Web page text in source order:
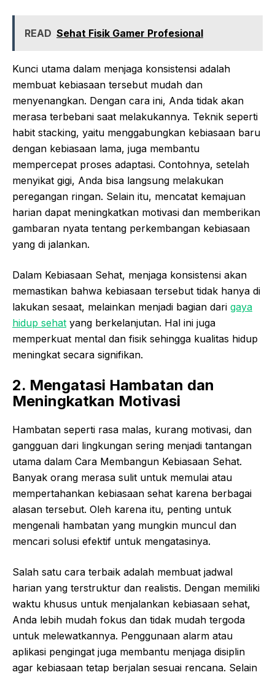
READ Sehat Fisik Gamer Profesional
Kunci utama dalam menjaga konsistensi adalah
membuat kebiasaan tersebut mudah dan
menyenangkan. Dengan cara ini, Anda tidak akan
merasa terbebani saat melakukannya. Teknik seperti
habit stacking, yaitu menggabungkan kebiasaan baru
dengan kebiasaan lama, juga membantu
mempercepat proses adaptasi. Contohnya, setelah
menyikat gigi, Anda bisa langsung melakukan
peregangan ringan. Selain itu, mencatat kemajuan
harian dapat meningkatkan motivasi dan memberikan
gambaran nyata tentang perkembangan kebiasaan
yang di jalankan.
Dalam Kebiasaan Sehat, menjaga konsistensi akan
memastikan bahwa kebiasaan tersebut tidak hanya di
lakukan sesaat, melainkan menjadi bagian dari gaya
hidup sehat yang berkelanjutan. Hal ini juga
memperkuat mental dan fisik sehingga kualitas hidup
meningkat secara signifikan.
2. Mengatasi Hambatan dan
Meningkatkan Motivasi
Hambatan seperti rasa malas, kurang motivasi, dan
gangguan dari lingkungan sering menjadi tantangan
utama dalam Cara Membangun Kebiasaan Sehat.
Banyak orang merasa sulit untuk memulai atau
mempertahankan kebiasaan sehat karena berbagai
alasan tersebut. Oleh karena itu, penting untuk
mengenali hambatan yang mungkin muncul dan
mencari solusi efektif untuk mengatasinya.
Salah satu cara terbaik adalah membuat jadwal
harian yang terstruktur dan realistis. Dengan memiliki
waktu khusus untuk menjalankan kebiasaan sehat,
Anda lebih mudah fokus dan tidak mudah tergoda
untuk melewatkannya. Penggunaan alarm atau
aplikasi pengingat juga membantu menjaga disiplin
agar kebiasaan tetap berjalan sesuai rencana. Selain